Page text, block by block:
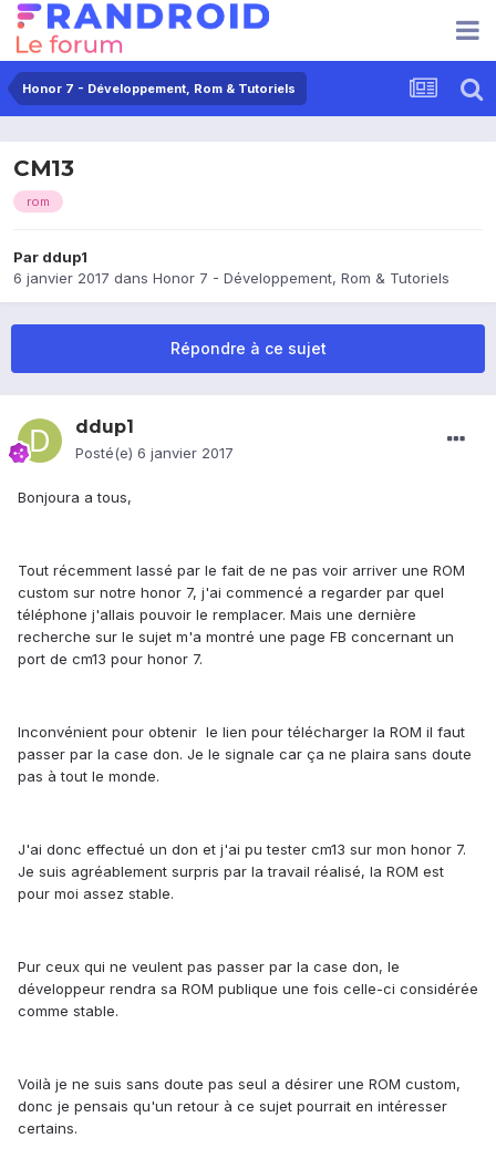
Honor 7 - Développement, Rom & Tutoriels
CM13
rom
Par ddup1
6 janvier 2017 dans Honor 7 - Développement, Rom & Tutoriels
Répondre à ce sujet
ddup1
Posté(e) 6 janvier 2017
Bonjoura a tous,
Tout récemment lassé par le fait de ne pas voir arriver une ROM
custom sur notre honor 7, j'ai commencé a regarder par quel
téléphone j'allais pouvoir le remplacer. Mais une dernière
recherche sur le sujet m'a montré une page FB concernant un
port de cm13 pour honor 7.
Inconvénient pour obtenir le lien pour télécharger la ROM il faut
passer par la case don. Je le signale car ça ne plaira sans doute
pas à tout le monde.
J'ai donc effectué un don et j'ai pu tester cm13 sur mon honor 7.
Je suis agréablement surpris par la travail réalisé, la ROM est
pour moi assez stable.
Pur ceux qui ne veulent pas passer par la case don, le
développeur rendra sa ROM publique une fois celle-ci considérée
comme stable.
Voilà je ne suis sans doute pas seul a désirer une ROM custom,
donc je pensais qu'un retour à ce sujet pourrait en intéresser
certains.